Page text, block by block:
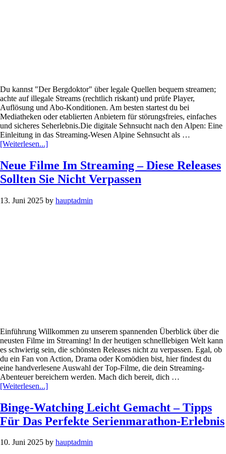
Du kannst "Der Bergdoktor" über legale Quellen bequem streamen;
achte auf illegale Streams (rechtlich riskant) und prüfe Player,
Auflösung und Abo-Konditionen. Am besten startest du bei
Mediatheken oder etablierten Anbietern für störungsfreies, einfaches
und sicheres Seherlebnis.Die digitale Sehnsucht nach den Alpen: Eine
Einleitung in das Streaming-Wesen Alpine Sehnsucht als …
[Weiterlesen...]Infos
Plugin
Der
Bergdoktor
ansehen
Neue Filme Im Streaming – Diese Releases
Sollten Sie Nicht Verpassen
13. Juni 2025 by hauptadmin
Einführung Willkommen zu unserem spannenden Überblick über die
neusten Filme im Streaming! In der heutigen schnelllebigen Welt kann
es schwierig sein, die schönsten Releases nicht zu verpassen. Egal, ob
du ein Fan von Action, Drama oder Komödien bist, hier findest du
eine handverlesene Auswahl der Top-Filme, die dein Streaming-
Abenteuer bereichern werden. Mach dich bereit, dich …
[Weiterlesen...]Infos
Plugin
Neue
Filme
Streaming
–
Binge-Watching Leicht Gemacht – Tipps
Für Das Perfekte Serienmarathon-Erlebnis
10. Juni 2025 by hauptadmin